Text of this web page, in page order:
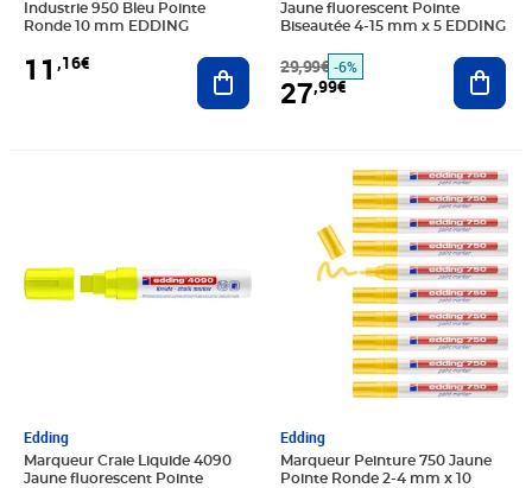
Industrie 950 Bleu Pointe
Ronde 10 mm EDDING
11 ,16€ Ajouter au panier
Jaune fluorescent Pointe
Biseautée 4-15 mm x 5 EDDING
29,99€ -6%
27,99€
Edding
Marqueur Craie Liquide 4090
Jaune fluorescent Pointe
Edding
Marqueur Peinture 750 Jaune
Pointe Ronde 2-4 mm x 10
Prix 32,07€